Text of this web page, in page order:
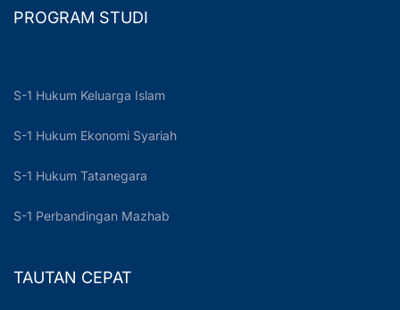
PROGRAM STUDI
S-1 Hukum Keluarga Islam
S-1 Hukum Ekonomi Syariah
S-1 Hukum Tatanegara
S-1 Perbandingan Mazhab
TAUTAN CEPAT